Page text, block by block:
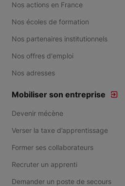
Nos actions en France
Nos écoles de formation
Nos partenaires institutionnels
Nos offres d'emploi
Nos adresses
Mobiliser son entreprise
Devenir mécène
Verser la taxe d’apprentissage
Former ses collaborateurs
Recruter un apprenti
Demander un poste de secours